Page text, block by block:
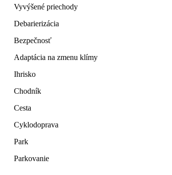
Vyvýšené priechody
Debarierizácia
Bezpečnosť
Adaptácia na zmenu klímy
Ihrisko
Chodník
Cesta
Cyklodoprava
Park
Parkovanie